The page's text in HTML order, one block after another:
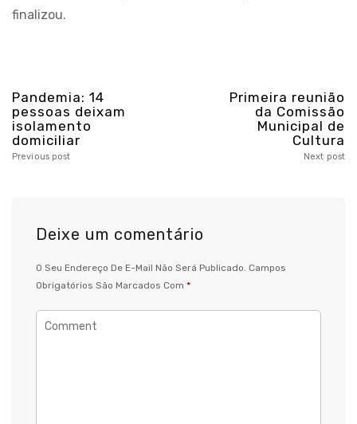
finalizou.
Pandemia: 14
pessoas deixam
isolamento
domiciliar
Previous post
Primeira reunião
da Comissão
Municipal de
Cultura
Next post
Deixe um comentário
O Seu Endereço De E-Mail Não Será Publicado. Campos
Obrigatórios São Marcados Com *